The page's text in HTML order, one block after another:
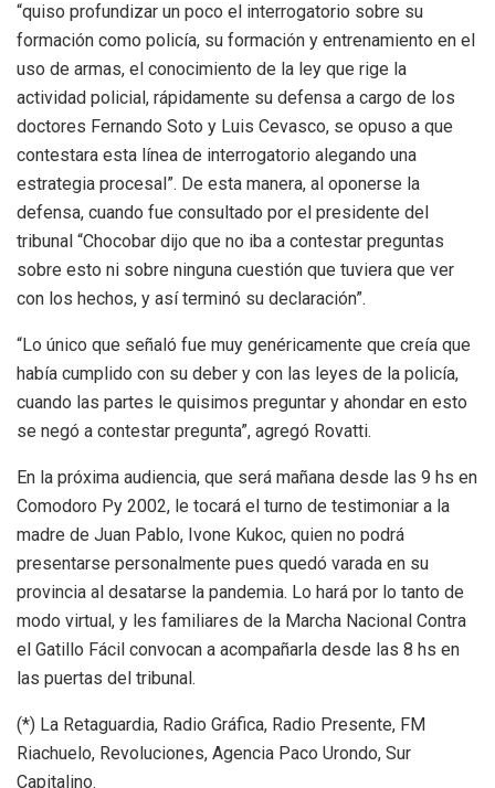
“quiso profundizar un poco el interrogatorio sobre su
formación como policía, su formación y entrenamiento en el
uso de armas, el conocimiento de la ley que rige la
actividad policial, rápidamente su defensa a cargo de los
doctores Fernando Soto y Luis Cevasco, se opuso a que
contestara esta línea de interrogatorio alegando una
estrategia procesal”. De esta manera, al oponerse la
defensa, cuando fue consultado por el presidente del
tribunal “Chocobar dijo que no iba a contestar preguntas
sobre esto ni sobre ninguna cuestión que tuviera que ver
con los hechos, y así terminó su declaración”.
“Lo único que señaló fue muy genéricamente que creía que
había cumplido con su deber y con las leyes de la policía,
cuando las partes le quisimos preguntar y ahondar en esto
se negó a contestar pregunta”, agregó Rovatti.
En la próxima audiencia, que será mañana desde las 9 hs en
Comodoro Py 2002, le tocará el turno de testimoniar a la
madre de Juan Pablo, Ivone Kukoc, quien no podrá
presentarse personalmente pues quedó varada en su
provincia al desatarse la pandemia. Lo hará por lo tanto de
modo virtual, y les familiares de la Marcha Nacional Contra
el Gatillo Fácil convocan a acompañarla desde las 8 hs en
las puertas del tribunal.
(*) La Retaguardia, Radio Gráfica, Radio Presente, FM
Riachuelo, Revoluciones, Agencia Paco Urondo, Sur
Capitalino.